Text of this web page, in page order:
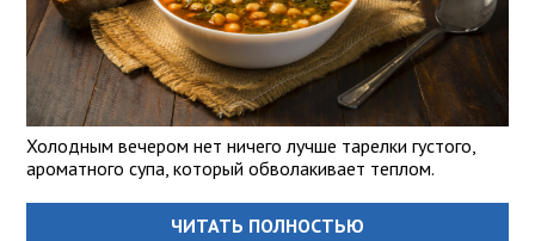
Холодным вечером нет ничего лучше тарелки густого,
ароматного супа, который обволакивает теплом.
ЧИТАТЬ ПОЛНОСТЬЮ